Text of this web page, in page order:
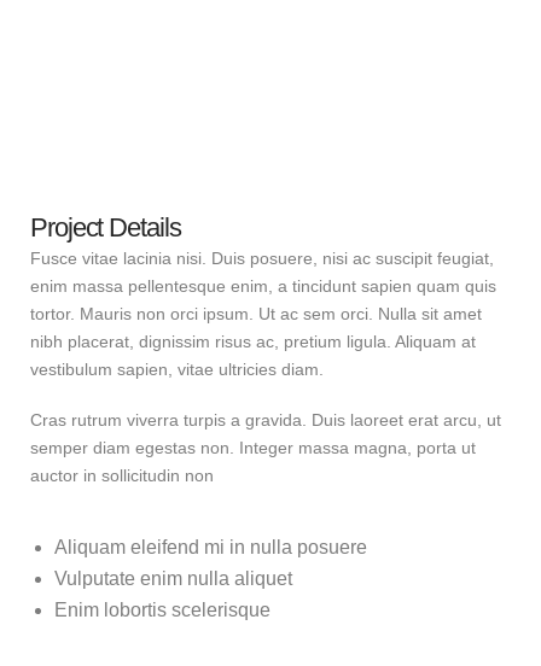
Project Details
Fusce vitae lacinia nisi. Duis posuere, nisi ac suscipit feugiat,
enim massa pellentesque enim, a tincidunt sapien quam quis
tortor. Mauris non orci ipsum. Ut ac sem orci. Nulla sit amet
nibh placerat, dignissim risus ac, pretium ligula. Aliquam at
vestibulum sapien, vitae ultricies diam.
Cras rutrum viverra turpis a gravida. Duis laoreet erat arcu, ut
semper diam egestas non. Integer massa magna, porta ut
auctor in sollicitudin non
Aliquam eleifend mi in nulla posuere
Vulputate enim nulla aliquet
Enim lobortis scelerisque